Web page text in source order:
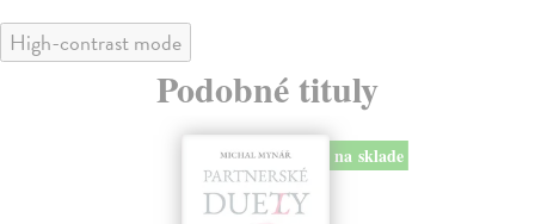
High-contrast mode
Podobné tituly
na sklade